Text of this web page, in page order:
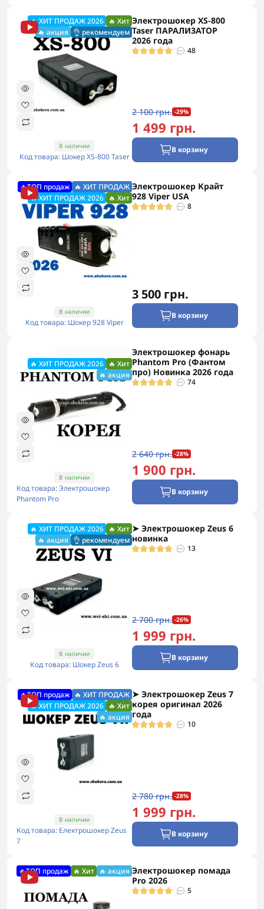
🔥 ХИТ ПРОДАЖ 2026 🔥 Хит
🔥 акция 👌 рекомендуем
В наличии
Код товара: Шокер XS-800 Taser
Электрошокер XS-800
Taser ПАРАЛИЗАТОР
2026 года
48
2 100 грн. -29%
1 499 грн.
В корзину
🔥ТОП продаж 🔥 ХИТ ПРОДАЖ
🔥 ХИТ ПРОДАЖ 2026 🔥 Хит
В наличии
Код товара: Шокер 928 Viper
Электрошокер Крайт
928 Viper USA
8
3 500 грн.
В корзину
🔥 ХИТ ПРОДАЖ 2026 🔥 Хит
🔥 акция
В наличии
Код товара: Электрошокер
Phantom Pro
Электрошокер фонарь
Phantom Pro (Фантом
про) Новинка 2026 года
74
2 640 грн. -28%
1 900 грн.
В корзину
🔥 ХИТ ПРОДАЖ 2026 🔥 Хит
🔥 акция 👌 рекомендуем
В наличии
Код товара: Шокер Zeus 6
➤ Электрошокер Zeus 6
новинка
13
2 700 грн. -26%
1 999 грн.
В корзину
🔥ТОП продаж 🔥 ХИТ ПРОДАЖ
🔥 ХИТ ПРОДАЖ 2026 🔥 Хит
🔥 акция
В наличии
Код товара: Електрошокер Zeus
7
➤ Электрошокер Zeus 7
корея оригинал 2026
года
10
2 780 грн. -28%
1 999 грн.
В корзину
🔥ТОП продаж 🔥 Хит 🔥 акция Электрошокер помада
Pro 2026
5